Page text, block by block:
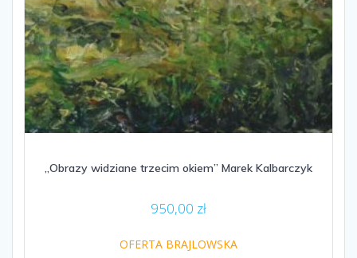
„Obrazy widziane trzecim okiem” Marek Kalbarczyk
950,00 zł
OFERTA BRAJLOWSKA